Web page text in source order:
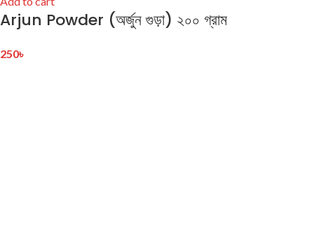
Arjun Powder (অর্জুন গুড়া) ২০০ গ্রাম
250৳